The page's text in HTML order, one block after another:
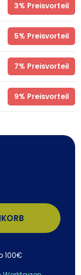
3% Preisvorteil
5% Preisvorteil
7% Preisvorteil
9% Preisvorteil
100€